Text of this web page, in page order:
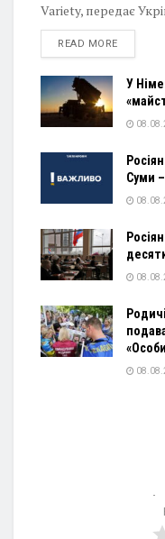
Variety, передає
READ MOREDETAILS
У
Суми